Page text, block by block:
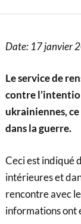
Date: 17 janvier
Le service de
contre
ukrainiennes,
dans la guerre.
Ceci est indiqué
intérieures et
rencontre avec
informations ont